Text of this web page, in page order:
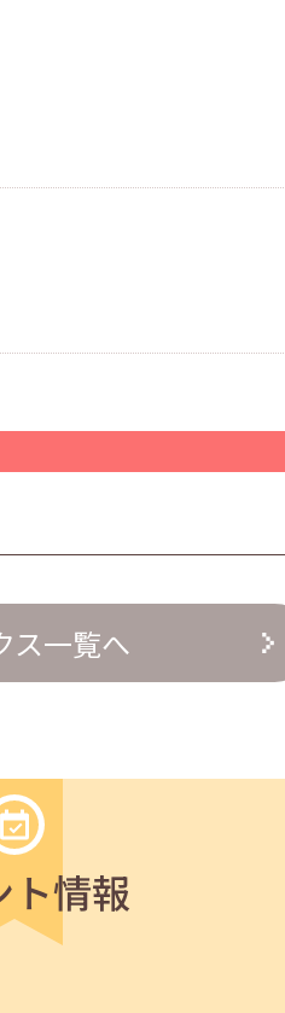
ス一覧へ
ト情報